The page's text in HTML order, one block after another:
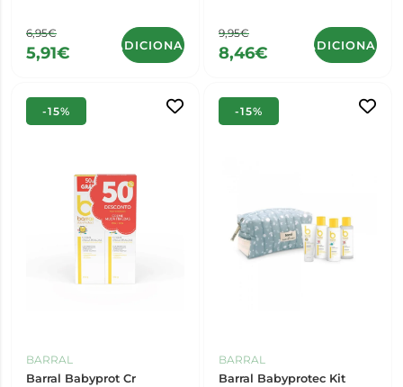
6,95€
5,91€ ADICIONAR
9,95€
8,46€ ADICIONAR
-15%
BARRAL
Barral Babyprot Cr
-15%
BARRAL
Barral Babyprotec Kit